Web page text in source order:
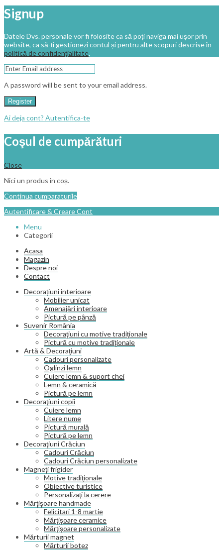
Signup
Datele Dvs. personale vor fi folosite ca să poți naviga mai ușor prin
website, ca să-ți gestionezi contul și pentru alte scopuri descrise în
politică de confidențialitate.
A password will be sent to your email address.
Register
Ai deja cont? Autentifica-te
Coşul de cumpărături
Close
Nici un produs in coș.
Continua cumparaturile
Autentificare & Creare Cont
Menu
Categorii
Acasa
Magazin
Despre noi
Contact
Decorațiuni interioare
Mobilier unicat
Amenajări interioare
Pictură pe pânză
Suvenir România
Decoraţiuni cu motive tradiţionale
Pictură cu motive tradiţionale
Artă & Decoraţiuni
Cadouri personalizate
Oglinzi lemn
Cuiere lemn & suport chei
Lemn & ceramică
Pictură pe lemn
Decoraţiuni copii
Cuiere lemn
Litere nume
Pictură murală
Pictură pe lemn
Decoraţiuni Crăciun
Cadouri Crăciun
Cadouri Crăciun personalizate
Magneţi frigider
Motive tradiţionale
Obiective turistice
Personalizaţi la cerere
Mărţişoare handmade
Felicitari 1-8 martie
Mărţişoare ceramice
Mărţişoare personalizate
Mărturii magnet
Mărturii botez